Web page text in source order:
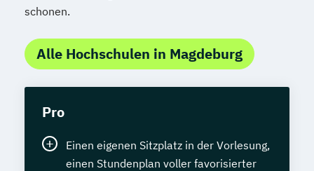
schonen.
Alle Hochschulen in Magdeburg
Pro
Einen eigenen Sitzplatz in der Vorlesung,
einen Stundenplan voller favorisierter